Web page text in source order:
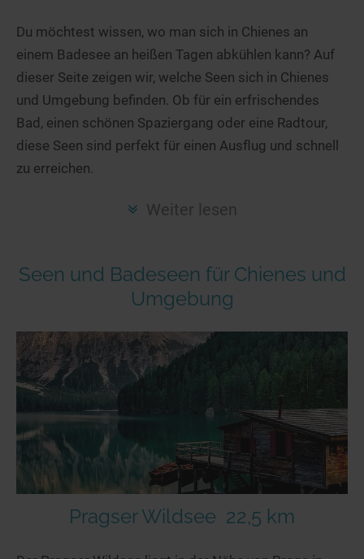
Stand Up Paddeling
Kitesurfen
Kanu- & Kajaktouren
Badeseen in Deutschland
Genuss pur
Wellness am See
Direkt am Wasser
Unterkünfte
Ferienwohnungen
Hausboote
Camping
Ferienwohnungen
Hausboote
Camping am See
Top-Hotels
Top-Hotel Empfehlungen
Familienhotels
Ausgefallenes
Hundefreundliche Unterkünfte
Glamping
Finde Deinen See
Seen in Deiner Nähe
Seen in Deutschland
Seen in Europa
Strandbad-Verzeichnis
Überwachte Badestellen
Top Seen nach Bundesländern
Deutschlands Lieblingsseen
Seen in Europa
Österreich
Schweiz
Frankreich
Niederlande
Schweden
Du möchtest wissen, wo man sich in Chienes an
einem Badesee an heißen Tagen abkühlen kann? Auf
dieser Seite zeigen wir, welche Seen sich in Chienes
und Umgebung befinden. Ob für ein erfrischendes
Bad, einen schönen Spaziergang oder eine Radtour,
diese Seen sind perfekt für einen Ausflug und schnell
zu erreichen.
Weiter lesen
Seen und Badeseen für Chienes und
Umgebung
Pragser Wildsee 22,5 km